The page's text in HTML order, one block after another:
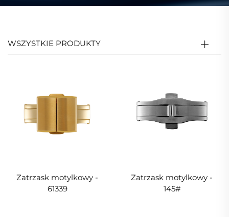
WSZYSTKIE PRODUKTY
Zatrzask motylkowy -
61339
Zatrzask motylkowy -
145#